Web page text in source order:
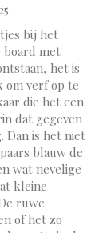
bij het
board met
het is
verf op te
die het een
dat gegeven
Dan is het niet
blauw de
wat nevelige
kleine
ruwe
of het zo